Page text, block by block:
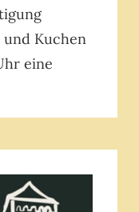
und Kuchen
eine